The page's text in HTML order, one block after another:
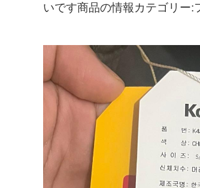
いです商品の情報カテゴリー: